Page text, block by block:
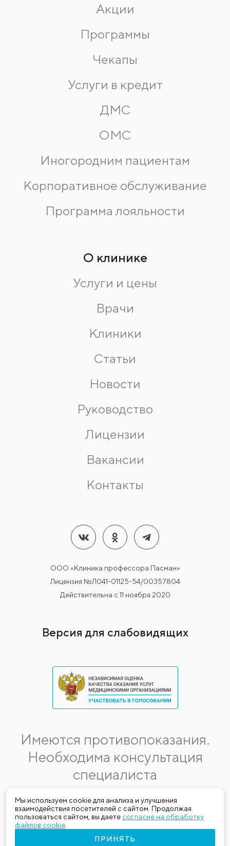
Мы используем cookie для анализа и улучшения
взаимодействия посетителей с сайтом. Продолжая
пользоваться сайтом, вы даете согласие на обработку
файлов cookie
ПРИНЯТЬ
Акции
Программы
Чекапы
Услуги в кредит
ДМС
ОМС
Иногородним пациентам
Корпоративное обслуживание
Программа лояльности
О клинике
Услуги и цены
Врачи
Клиники
Статьи
Новости
Руководство
Лицензии
Вакансии
Контакты
ООО «Клиника профессора Пасман»
Лицензия №Л041-01125-54/00357804
Действительна с 11 ноября 2020
Версия для слабовидящих
Имеются противопоказания.
Необходима консультация
специалиста
Данная информация не является публичной офертой.
Стоимость, название и спектр услуг могут меняться.
Получить актуальную на момент обращения за медицинской
услугой информацию можно по телефону (383) 303-03-03